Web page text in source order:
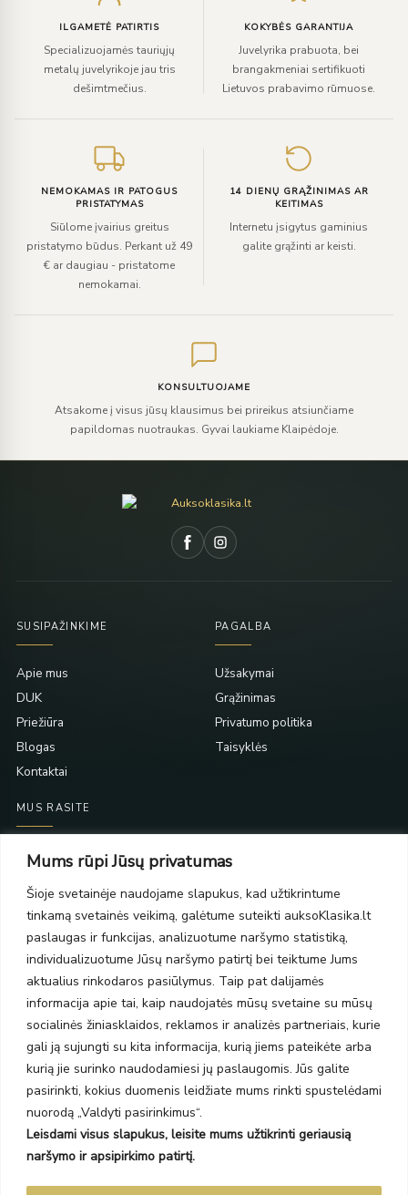
Mums rūpi Jūsų privatumas
Šioje svetainėje naudojame slapukus, kad užtikrintume
tinkamą svetainės veikimą, galėtume suteikti auksoKlasika.lt
paslaugas ir funkcijas, analizuotume naršymo statistiką,
individualizuotume Jūsų naršymo patirtį bei teiktume Jums
aktualius rinkodaros pasiūlymus. Taip pat dalijamės
informacija apie tai, kaip naudojatės mūsų svetaine su mūsų
socialinės žiniasklaidos, reklamos ir analizės partneriais, kurie
gali ją sujungti su kita informacija, kurią jiems pateikėte arba
kurią jie surinko naudodamiesi jų paslaugomis. Jūs galite
pasirinkti, kokius duomenis leidžiate mums rinkti spustelėdami
nuorodą „Valdyti pasirinkimus“.
Leisdami visus slapukus, leisite mums užtikrinti geriausią
naršymo ir apsipirkimo patirtį.
ILGAMETĖ PATIRTIS
Specializuojamės tauriųjų
metalų juvelyrikoje jau tris
dešimtmečius.
KOKYBĖS GARANTIJA
Juvelyrika prabuota, bei
brangakmeniai sertifikuoti
Lietuvos prabavimo rūmuose.
NEMOKAMAS IR PATOGUS
PRISTATYMAS
Siūlome įvairius greitus
pristatymo būdus. Perkant už 49
€ ar daugiau - pristatome
nemokamai.
14 DIENŲ GRĄŽINIMAS AR
KEITIMAS
Internetu įsigytus gaminius
galite grąžinti ar keisti.
KONSULTUOJAME
Atsakome į visus jūsų klausimus bei prireikus atsiunčiame
papildomas nuotraukas. Gyvai laukiame Klaipėdoje.
SUSIPAŽINKIME
Apie mus
DUK
Priežiūra
Blogas
Kontaktai
PAGALBA
Užsakymai
Grąžinimas
Privatumo politika
Taisyklės
MUS RASITE
Taikos pr. 139
PC Molas, Klaipėda
Taikos pr. 141
PC BIG 2, Klaipėda
Šilutės pl. 35
PC Banginis, Klaipėda
NAUJIENLAIŠKIS
Prenumeruokite ir gaukite pasiūlymus, naujienas bei riboto
leidimo kolekcijas.
Prenumeruodami sutinkate su Taisyklėmis ir Privatumo politika.